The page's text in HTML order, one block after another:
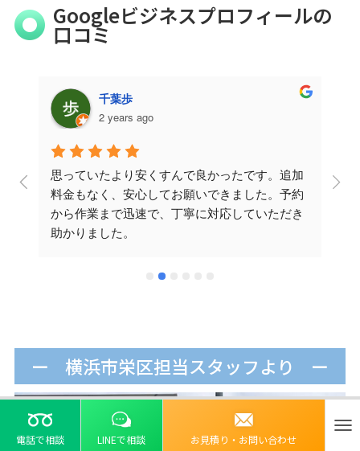
電話で相談 LINEで相談 お見積り・お問い合わせ
Googleビジネスプロフィールの
口コミ
Ahamed Emon
2 years ago
とてもサービスが良かったのであと値段も安
い，またお願いしたいと思います
横浜市栄区担当スタッフより